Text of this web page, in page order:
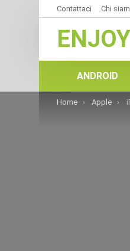
Contattaci Chi
ANDROID
You are here:
Home Apple